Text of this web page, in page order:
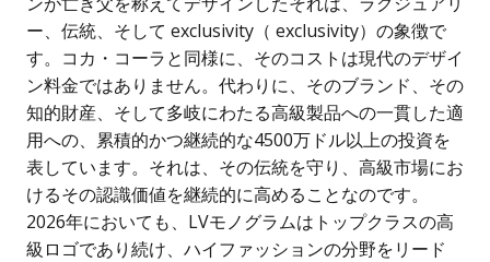
ー、伝統、そして exclusivity（ exclusivity）の象徴で
す。コカ・コーラと同様に、そのコストは現代のデザイ
ン料金ではありません。代わりに、そのブランド、その
知的財産、そして多岐にわたる高級製品への一貫した適
用への、累積的かつ継続的な4500万ドル以上の投資を
表しています。それは、その伝統を守り、高級市場にお
けるその認識価値を継続的に高めることなのです。
2026年においても、LVモノグラムはトップクラスの高
級ロゴであり続け、ハイファッションの分野をリード